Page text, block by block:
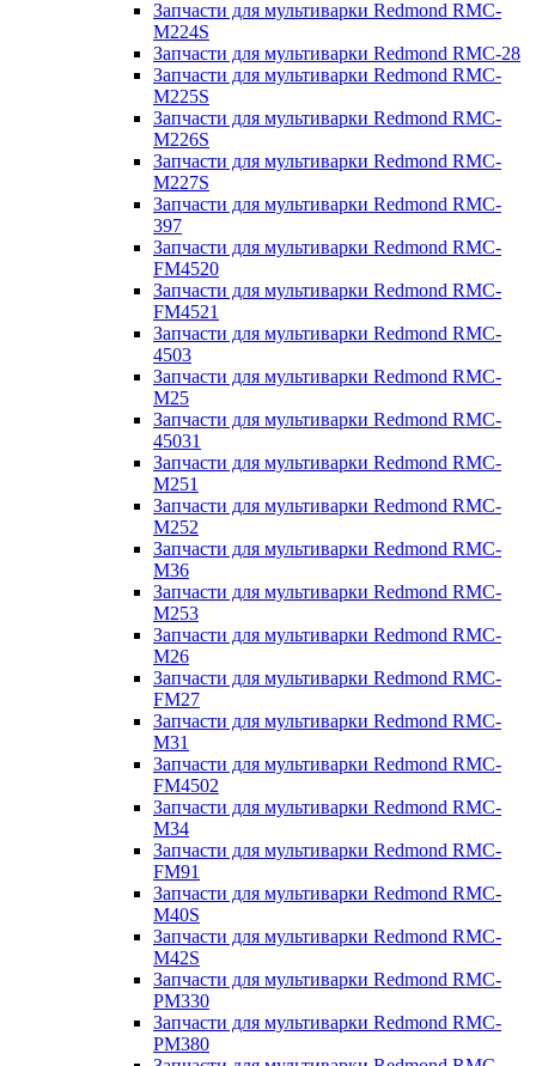
Запчасти для мультиварки Redmond RMC-
M224S
Запчасти для мультиварки Redmond RMC-28
Запчасти для мультиварки Redmond RMC-
M225S
Запчасти для мультиварки Redmond RMC-
M226S
Запчасти для мультиварки Redmond RMC-
M227S
Запчасти для мультиварки Redmond RMC-
397
Запчасти для мультиварки Redmond RMC-
FM4520
Запчасти для мультиварки Redmond RMC-
FM4521
Запчасти для мультиварки Redmond RMC-
4503
Запчасти для мультиварки Redmond RMC-
M25
Запчасти для мультиварки Redmond RMC-
45031
Запчасти для мультиварки Redmond RMC-
M251
Запчасти для мультиварки Redmond RMC-
M252
Запчасти для мультиварки Redmond RMC-
M36
Запчасти для мультиварки Redmond RMC-
M253
Запчасти для мультиварки Redmond RMC-
M26
Запчасти для мультиварки Redmond RMC-
FM27
Запчасти для мультиварки Redmond RMC-
M31
Запчасти для мультиварки Redmond RMC-
FM4502
Запчасти для мультиварки Redmond RMC-
M34
Запчасти для мультиварки Redmond RMC-
FM91
Запчасти для мультиварки Redmond RMC-
M40S
Запчасти для мультиварки Redmond RMC-
M42S
Запчасти для мультиварки Redmond RMC-
PM330
Запчасти для мультиварки Redmond RMC-
PM380